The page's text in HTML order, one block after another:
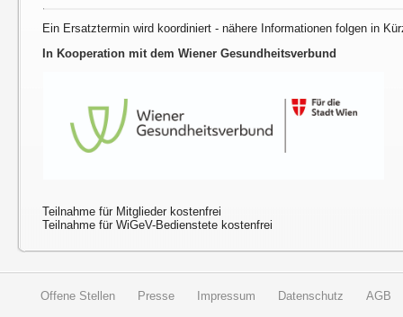
Ein Ersatztermin wird koordiniert - nähere Informationen folgen in
In Kooperation mit dem Wiener Gesundheitsverbund
Teilnahme für Mitglieder kostenfrei
Teilnahme für WiGeV-Bedienstete kostenfrei
Offene Stellen Presse Impressum Datenschutz AGB